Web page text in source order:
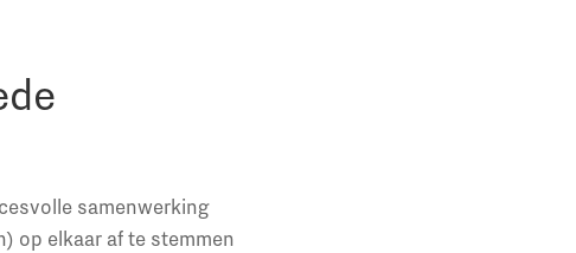
samenwerking
op elkaar af te stemmen